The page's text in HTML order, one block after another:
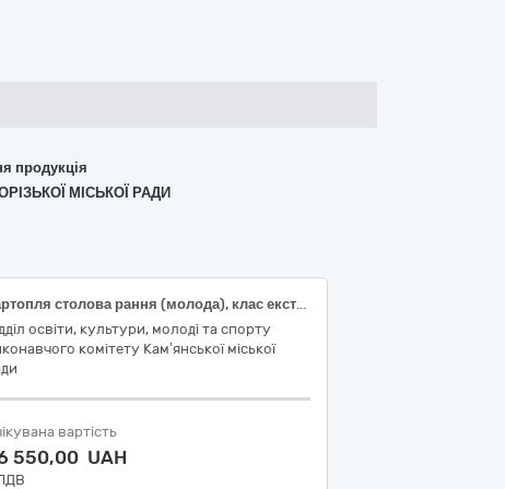
продукція
МІСЬКОЇ РАДИ
Картопля столова рання (молода), клас екстра, ДСТУ 9221; Крупа горохова шліфована, колота, жовтого кольору, першого ґатунку
освіти, культури, молоді та спорту
комітету Кам’янської міської
вартість
550,00 UAH